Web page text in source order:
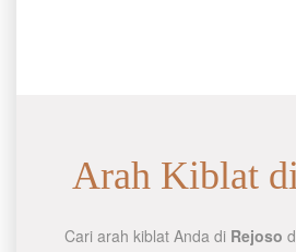
Arah Kiblat
Cari arah kiblat Anda di Rejoso